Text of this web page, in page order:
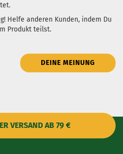
Helfe anderen Kunden, indem Du
Produkt teilst.
DEINE MEINUNG
VERSAND AB 79 €